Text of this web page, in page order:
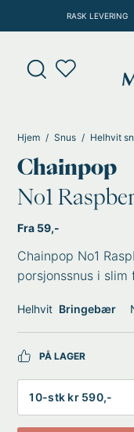
rett
innholdet
RASK LEVERING
Products
search
Hjem Snus Helhvit
Chainpop
No1
Fra 59,-
Chainpop No1
porsjonssnus i
Helhvit Bringebær
PÅ LAGER